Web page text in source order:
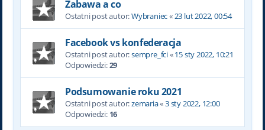
Zabawa a co
Ostatni post autor:Wybraniec«23 lut 2022, 00:54
Facebook vs konfederacja
Ostatni post autor:sempre_fci«15 sty 2022, 10:21
Odpowiedzi:29
Podsumowanie roku 2021
Ostatni post autor:zemaria«3 sty 2022, 12:00
Odpowiedzi: 16